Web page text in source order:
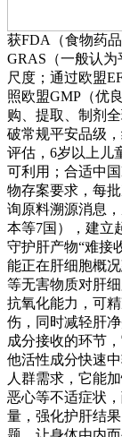
获FDA（食物药
GRAS（一般认
尺度；通过欧盟
照欧盟GMP（优
购、提取、制剂
破常规平安品级
评估，6岁以上儿
可利用；合适中
物存案要求，每
询原料溯源消息
本等7国），建立
守护肝产物“难接
能正在肝细胞概
等无害物质对肝
抗氧化能力，可
伤，同时减轻肝
成分接收的环节
他活性成分快速
人群需求，它能
恶心等不适症状
量，强化护肝结